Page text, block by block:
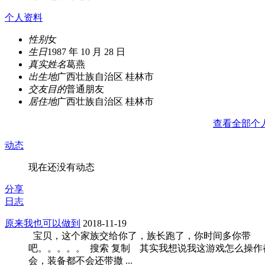
个人资料
性别女
生日1987 年 10 月 28 日
真实姓名葛燕
出生地广西壮族自治区 桂林市
交友目的普通朋友
居住地广西壮族自治区 桂林市
查看全部个
动态
现在还没有动态
分享
日志
原来我也可以做到 2018-11-19
宝贝，这个家族交给你了，族长跑了，你时间多你带
吧。。。。。 搜索 复制 其实我想说我这游戏怎么操作
会，装备都不会还带撒 ...